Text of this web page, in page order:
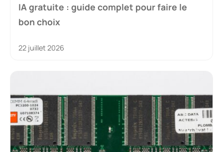
IA gratuite : guide complet pour faire le
bon choix
22 juillet 2026